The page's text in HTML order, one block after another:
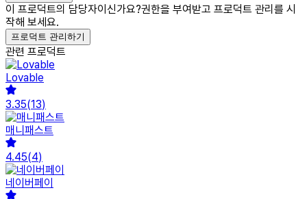
이 프로덕트의 담당자이신가요?권한을 부여받고 프로덕트 관리를 시
작해 보세요.
프로덕트 관리하기
관련 프로덕트
Lovable
3.35(13)
매니패스트
4.45(4)
네이버페이